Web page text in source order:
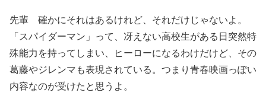
先輩 確かにそれはあるけれど、それだけじゃないよ。
「スパイダーマン」って、冴えない高校生がある日突然特
殊能力を持ってしまい、ヒーローになるわけだけど、その
葛藤やジレンマも表現されている。つまり青春映画っぽい
内容なのが受けたと思うよ。